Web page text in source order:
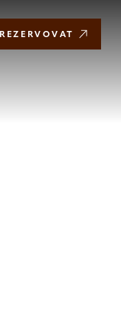
REZERVOVAT